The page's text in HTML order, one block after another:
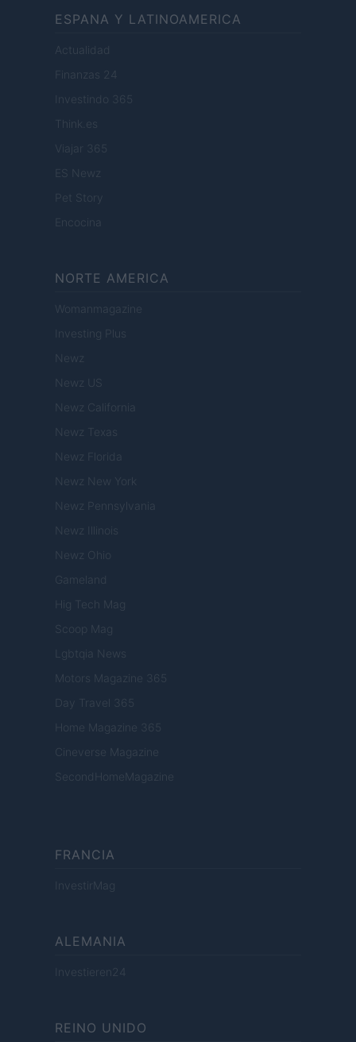
ESPANA Y LATINOAMERICA
Actualidad
Finanzas 24
Investindo 365
Think.es
Viajar 365
ES Newz
Pet Story
Encocina
NORTE AMERICA
Womanmagazine
Investing Plus
Newz
Newz US
Newz California
Newz Texas
Newz Florida
Newz New York
Newz Pennsylvania
Newz Illinois
Newz Ohio
Gameland
Hig Tech Mag
Scoop Mag
Lgbtqia News
Motors Magazine 365
Day Travel 365
Home Magazine 365
Cineverse Magazine
SecondHomeMagazine
FRANCIA
InvestirMag
ALEMANIA
Investieren24
REINO UNIDO